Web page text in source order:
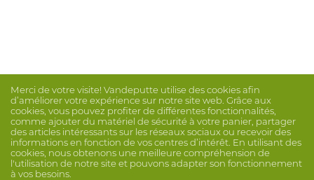
Merci de votre visite! Vandeputte utilise des cookies afin
d’améliorer votre expérience sur notre site web. Grâce aux
cookies, vous pouvez profiter de différentes fonctionnalités,
comme ajouter du matériel de sécurité à votre panier, partager
des articles intéressants sur les réseaux sociaux ou recevoir des
informations en fonction de vos centres d’intérêt. En utilisant des
cookies, nous obtenons une meilleure compréhension de
l'utilisation de notre site et pouvons adapter son fonctionnement
à vos besoins.